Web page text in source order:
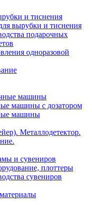
и тиснения
вырубки и тиснения
подарочных
одноразовой
машины
машины с дозатором
машины
Металлодетектор.
и сувениров
плоттеры
сувениров